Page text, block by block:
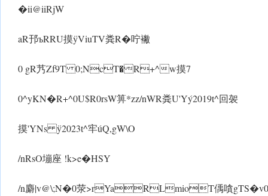
�ii@iiRjW
aR邘ъRRU摸 ÿViuTV粪R�咛襒
0 gR艿Zf9T 0;NcT�R+^w摸7
0^yKN�R+^ 0U$R0rs W箅*zz/n WR粪U'Yý2019t^回袈
摸'YNs ÿ2023t^牢úQ,gW\O
/nRsO塴座 !k>e�HSY
/n麝|v@\;N�0荥>rYaRLmioT偊嗿gTS�v 0/